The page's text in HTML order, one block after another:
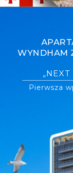
Pierwsza
WYNDHAM